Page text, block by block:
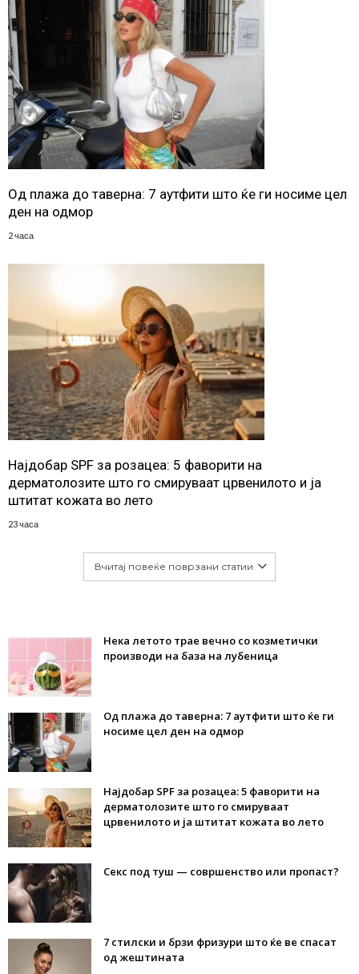
Од плажа до таверна: 7 аутфити што ќе ги носиме цел
ден на одмор
2 часа
Најдобар SPF за розацеа: 5 фаворити на
дерматолозите што го смируваат црвенилото и ја
штитат кожата во лето
23 часа
Вчитај повеќе поврзани статии
Нека летото трае вечно со козметички
производи на база на лубеница
Од плажа до таверна: 7 аутфити што ќе ги
носиме цел ден на одмор
Најдобар SPF за розацеа: 5 фаворити на
дерматолозите што го смируваат
црвенилото и ја штитат кожата во лето
Секс под туш — совршенство или пропаст?
7 стилски и брзи фризури што ќе ве спасат
од жештината